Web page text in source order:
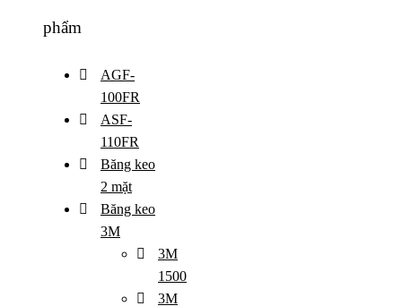
phẩm
AGF-
100FR
ASF-
110FR
Băng keo
2 mặt
Băng keo
3M
3M
1500
3M